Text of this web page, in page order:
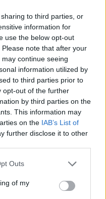
to third parties, or
information for
use the below opt-out
note that after your
continue seeing
information utilized by
to third parties prior to
opt-out of the further
by third parties on the
This information may
on the IAB’s List of
further disclose it to other
one or more Google
You may click to
its third-party tags to
Outs
of my
a The
azon,
Izrael
kérdésre.
is bírálták